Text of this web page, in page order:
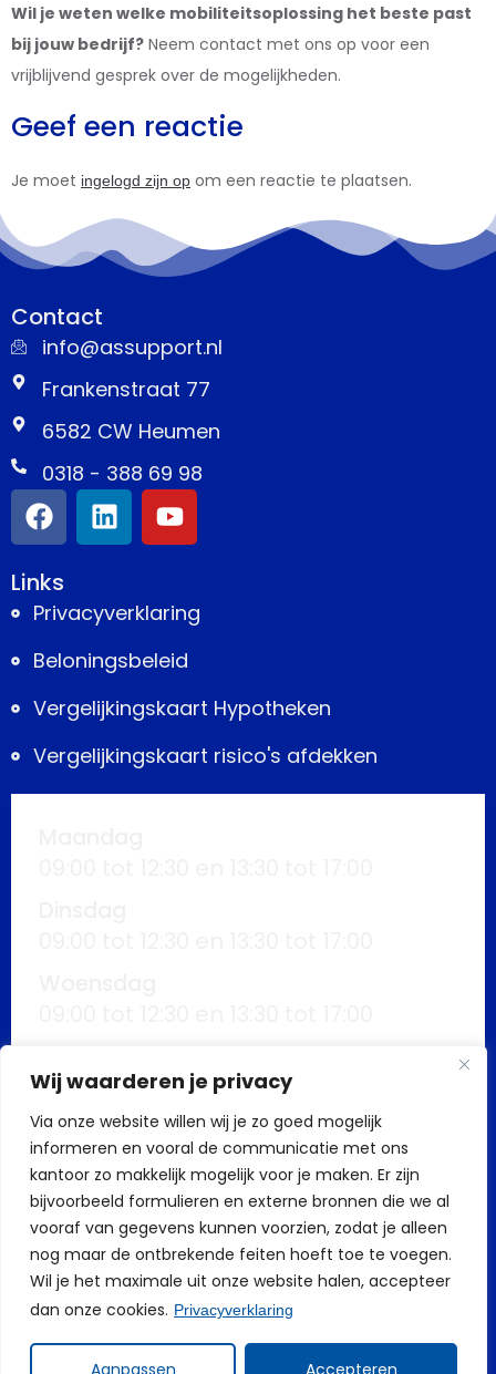
Wij waarderen je privacy
Via onze website willen wij je zo goed mogelijk
informeren en vooral de communicatie met ons
kantoor zo makkelijk mogelijk voor je maken. Er zijn
bijvoorbeeld formulieren en externe bronnen die we al
vooraf van gegevens kunnen voorzien, zodat je alleen
nog maar de ontbrekende feiten hoeft toe te voegen.
Wil je het maximale uit onze website halen, accepteer
dan onze cookies. Privacyverklaring
Aanpassen Accepteren
Wil je weten welke mobiliteitsoplossing het beste past
bij jouw bedrijf? Neem contact met ons op voor een
vrijblijvend gesprek over de mogelijkheden.
Geef een reactie
Je moet ingelogd zijn op om een reactie te plaatsen.
Contact
info@assupport.nl
Frankenstraat 77
6582 CW Heumen
0318 - 388 69 98
Links
Privacyverklaring
Beloningsbeleid
Vergelijkingskaart Hypotheken
Vergelijkingskaart risico's afdekken
09:00 tot 12:30 en 13:30 tot 17:00
Vrijdag
09:00 tot 12:30 en 13:30 tot 17:00
Buiten kantoortijden mogelijk op
afspraak
Build by AS Support bv